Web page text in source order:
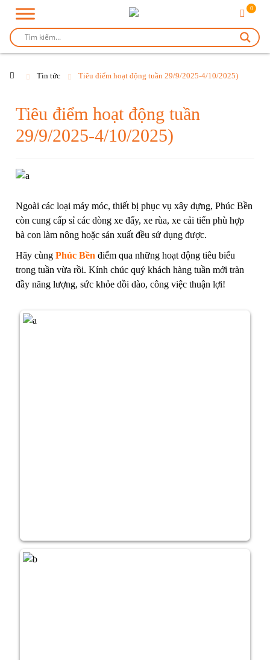
0
Tin tức Tiêu điểm hoạt động tuần 29/9/2025-4/10/2025)
Tiêu điểm hoạt động tuần
29/9/2025-4/10/2025)
Ngoài các loại máy móc, thiết bị phục vụ xây dựng, Phúc Bền
còn cung cấp sỉ các dòng xe đẩy, xe rùa, xe cải tiến phù hợp
bà con làm nông hoặc sản xuất đều sử dụng được.
Hãy cùng Phúc Bền điểm qua những hoạt động tiêu biểu
trong tuần vừa rồi. Kính chúc quý khách hàng tuần mới tràn
đầy năng lượng, sức khỏe dồi dào, công việc thuận lợi!